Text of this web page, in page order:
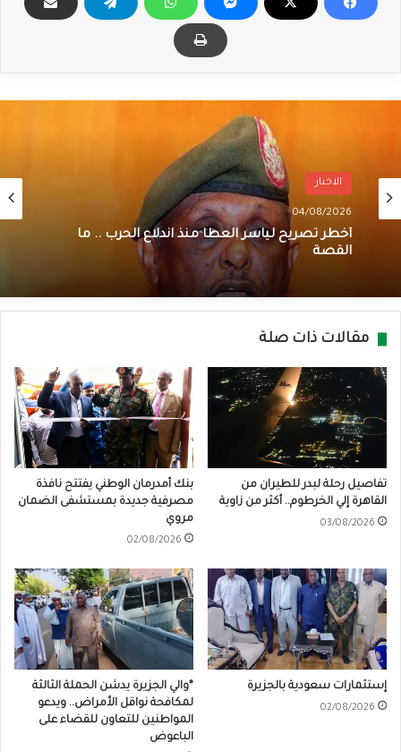
الاخبار
04/08/2026
أخطر تصريح لياسر العطا منذ اندلاع الحرب .. ما
القصة
مقالات ذات صلة
تفاصيل رحلة لبدر للطيران من
القاهرة إلي الخرطوم.. أكثر من زاوية
03/08/2026
بنك أمدرمان الوطني يفتتح نافذة
مصرفية جديدة بمستشفى الضمان
مروي
02/08/2026
إستثمارات سعودية بالجزيرة
02/08/2026
*والي الجزيرة يدشن الحملة الثالثة
لمكافحة نواقل الأمراض.. ويدعو
المواطنين للتعاون للقضاء على
الباعوض